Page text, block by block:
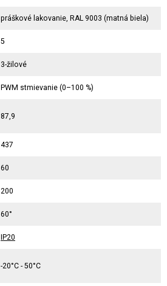
práškové lakovanie, RAL 9003 (matná biela)
5
3-žilové
PWM stmievanie (0–100 %)
87,9
437
60
200
60°
IP20
-20°C - 50°C